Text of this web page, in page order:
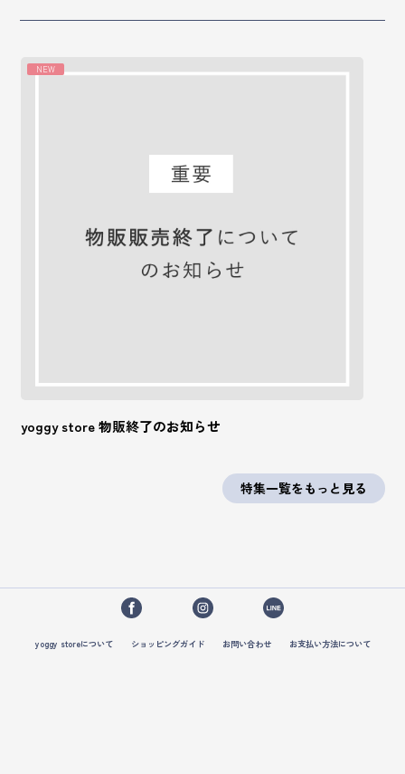
クラス参加にあたっての同意書
特定商取引にかかわる表示
プライバシーポリシー
NEW
yoggy store 物販終了のお知らせ
特集一覧をもっと見る
yoggy storeについて ショッピングガイド お問い合わせ お支払い方法について